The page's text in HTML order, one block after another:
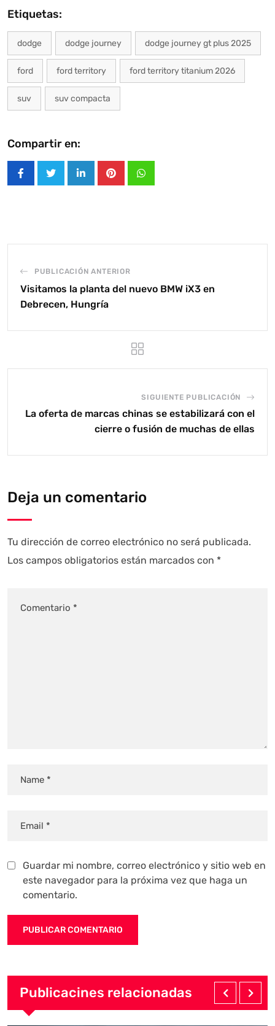
Etiquetas:
dodge dodge journey dodge journey gt plus 2025
ford ford territory ford territory titanium 2026
suv suv compacta
Compartir en:
LinkedInPinterestWhatsapp
PUBLICACIÓN ANTERIOR
Visitamos la planta del nuevo BMW iX3 en
Debrecen, Hungría
SIGUIENTE PUBLICACIÓN
La oferta de marcas chinas se estabilizará con el
cierre o fusión de muchas de ellas
Deja un comentario
Tu dirección de correo electrónico no será publicada.
Los campos obligatorios están marcados con *
Guardar mi nombre, correo electrónico y sitio web en
este navegador para la próxima vez que haga un
comentario.
Publicacines relacionadas